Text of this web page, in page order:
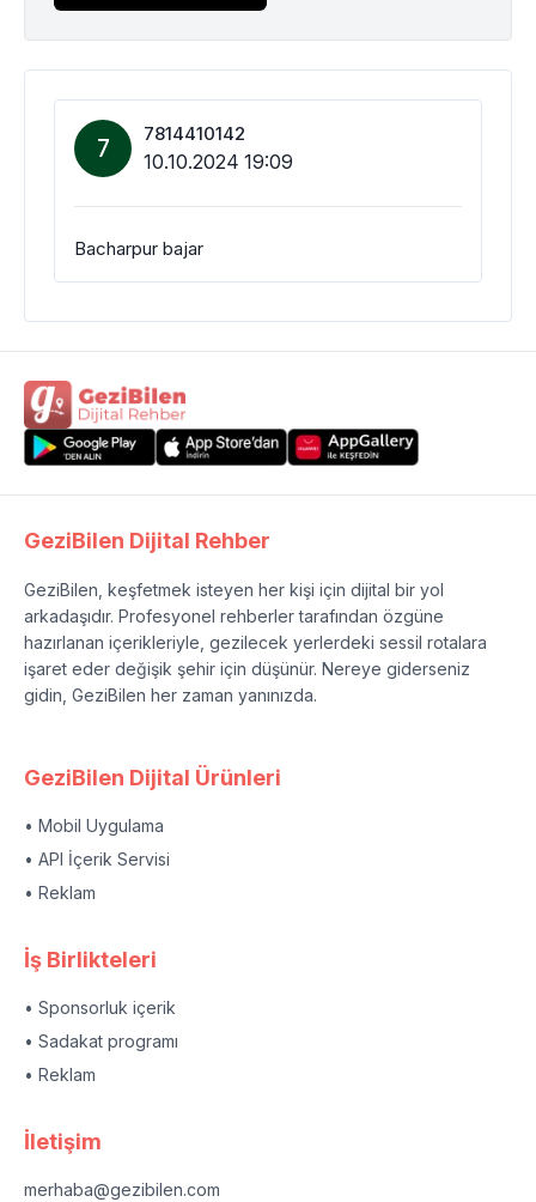
7 7814410142
10.10.2024 19:09
Bacharpur bajar
GeziBilen Dijital Rehber
GeziBilen, keşfetmek isteyen her kişi için dijital bir yol
arkadaşıdır. Profesyonel rehberler tarafından özgüne
hazırlanan içerikleriyle, gezilecek yerlerdeki sessil rotalara
işaret eder değişik şehir için düşünür. Nereye giderseniz
gidin, GeziBilen her zaman yanınızda.
GeziBilen Dijital Ürünleri
• Mobil Uygulama
• API İçerik Servisi
• Reklam
İş Birlikteleri
• Sponsorluk içerik
• Sadakat programı
• Reklam
İletişim
merhaba@gezibilen.com